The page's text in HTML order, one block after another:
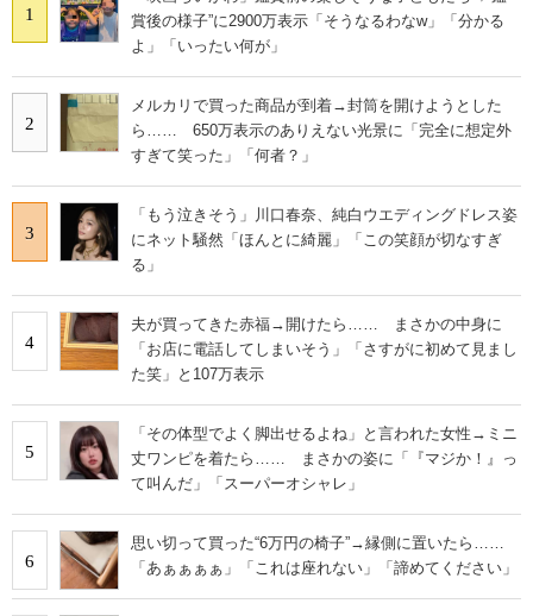
1
賞後の様子”に2900万表示「そうなるわなw」「分かる
よ」「いったい何が」
2
メルカリで買った商品が到着→封筒を開けようとした
ら…… 650万表示のありえない光景に「完全に想定外
すぎて笑った」「何者？」
3
「もう泣きそう」川口春奈、純白ウエディングドレス姿
にネット騒然「ほんとに綺麗」「この笑顔が切なすぎ
る」
4
夫が買ってきた赤福→開けたら…… まさかの中身に
「お店に電話してしまいそう」「さすがに初めて見まし
た笑」と107万表示
5
「その体型でよく脚出せるよね」と言われた女性→ミニ
丈ワンピを着たら…… まさかの姿に「『マジか！』っ
て叫んだ」「スーパーオシャレ」
6
思い切って買った“6万円の椅子”→縁側に置いたら……
「あぁぁぁぁ」「これは座れない」「諦めてください」